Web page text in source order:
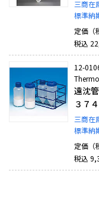
三商在
標準納
定価（
税込
12-
遠沈
３７
三商在
標準納
定価（
税込